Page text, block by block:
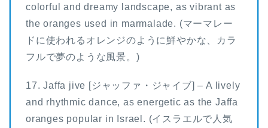
colorful and dreamy landscape, as vibrant as
the oranges used in marmalade. (マーマレー
ドに使われるオレンジのように鮮やかな、カラ
フルで夢のような風景。)
17. Jaffa jive [ジャッファ・ジャイブ] – A lively
and rhythmic dance, as energetic as the Jaffa
oranges popular in Israel. (イスラエルで人気